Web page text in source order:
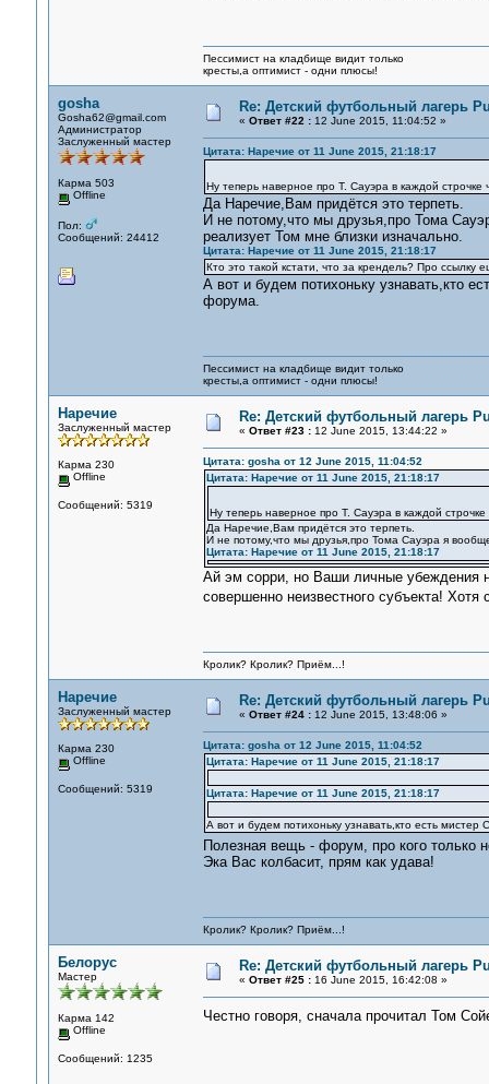
Пессимист на кладбище видит только
кресты,а оптимист - одни плюсы!
gosha
Gosha62@gmail.com
Администратор
Заслуженный мастер
Карма 503
Offline
Пол:
Сообщений: 24412
Re: Детский футбольный лагерь
« Ответ #22 :12 June 2015, 11:04:52 »
Цитата: Наречие от 11 June 2015, 21:18:17
Ну теперь наверное про Т. Сауэра в каждой строчке
Да Наречие,Вам придётся это терпеть.
И не потому,что мы друзья,про Тома
реализует Том мне близки изначально.
Цитата: Наречие от 11 June 2015, 21:18:17
Кто это такой кстати, что за крендель? Про
А вот и будем потихоньку узнавать,кто
форума.
Пессимист на кладбище видит только
кресты,а оптимист - одни плюсы!
Наречие
Заслуженный мастер
Карма 230
Offline
Сообщений: 5319
Re: Детский футбольный лагерь
« Ответ #23 :12 June 2015, 13:44:22 »
Цитата: gosha от 12 June 2015, 11:04:52
Цитата: Наречие от 11 June 2015, 21:18:17
Ну теперь наверное про Т. Сауэра в каждой строчке
Да Наречие,Вам придётся это терпеть.
И не потому,что мы друзья,про Тома Сауэра я
Цитата: Наречие от 11 June 2015, 21:18:17
Ай эм сорри, но Ваши личные убеждения
совершенно неизвестного субъекта!
Кролик? Кролик? Приём...!
Наречие
Заслуженный мастер
Карма 230
Offline
Сообщений: 5319
Re: Детский футбольный лагерь
« Ответ #24 :12 June 2015, 13:48:06 »
Цитата: gosha от 12 June 2015, 11:04:52
Цитата: Наречие от 11 June 2015, 21:18:17
Цитата: Наречие от 11 June 2015, 21:18:17
А вот и будем потихоньку узнавать,кто есть мистер
Полезная вещь - форум, про кого только
Эка Вас колбасит, прям как удава!
Кролик? Кролик? Приём...!
Белорус
Мастер
Карма 142
Offline
Сообщений: 1235
Re: Детский футбольный лагерь
« Ответ #25 :16 June 2015, 16:42:08 »
Честно говоря, сначала прочитал Том